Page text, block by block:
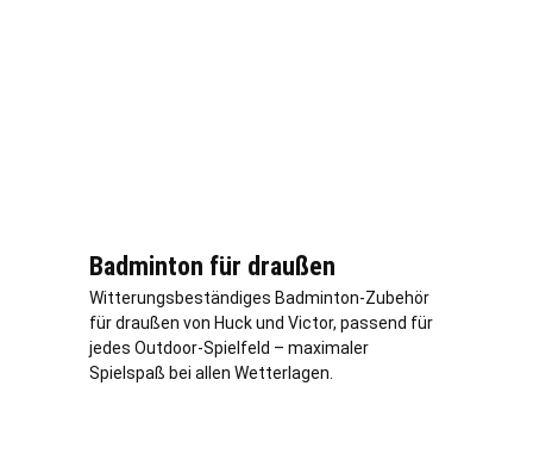
Badminton für draußen
Witterungsbeständiges Badminton-Zubehör
für draußen von Huck und Victor, passend für
jedes Outdoor-Spielfeld – maximaler
Spielspaß bei allen Wetterlagen.